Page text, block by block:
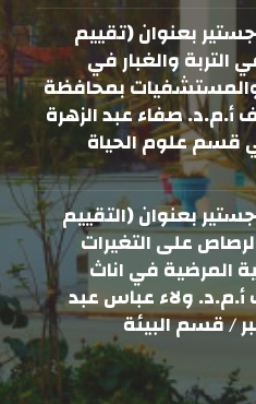
بعنوان (تقييم
التربة والغبار في
والمستشفيات بمحافظة
أ.م.د. صفاء عبد الزهرة
قسم علوم الحياة
بعنوان (التقييم
على التغيرات
المرضية في اناث
أ.م.د. ولاء عباس عبد
/ قسم البيئة